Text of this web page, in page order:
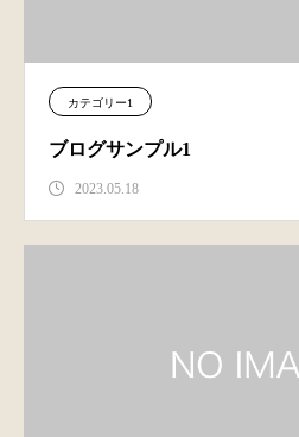
カテゴリー1
ブログサンプル1
2023.05.18